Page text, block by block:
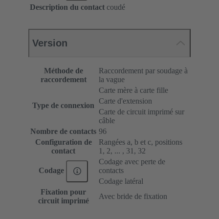
Description du contact coudé
Version
Méthode de
raccordement
Raccordement par soudage à
la vague
Type de connexion
Carte mère à carte fille
Carte d'extension
Carte de circuit imprimé sur
câble
Nombre de contacts 96
Configuration de
contact
Rangées a, b et c, positions
1, 2, ... , 31, 32
Codage
Codage avec perte de
contacts
Codage latéral
Fixation pour
circuit imprimé
Avec bride de fixation